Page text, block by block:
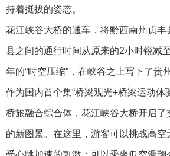
持着挺拔的姿态。
花江峡谷大桥的通车，将黔西南州贞丰
县之间的通行时间从原来的2小时锐减
年的“时空压缩”，在峡谷之上写下了贵
作为国内首个集“桥梁观光+桥梁运动体
桥旅融合综合体，花江峡谷大桥开启了
的新图景。在这里，游客可以挑战高